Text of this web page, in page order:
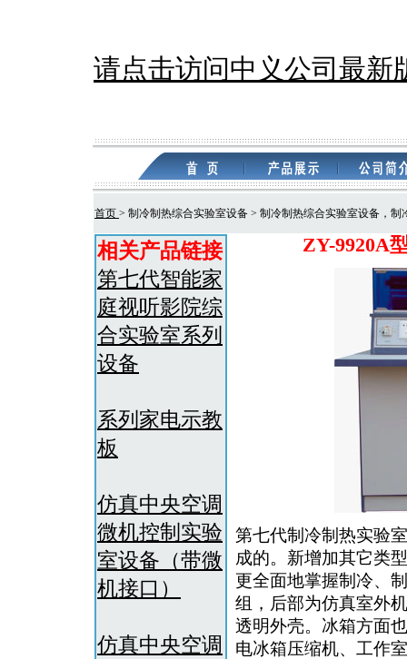
请点击访问中义公司最
首页 > 制冷制热综合实验室设备 > 制冷制热综合实验室设备，制
相关产品链接
第七代智能家
庭视听影院综
合实验室系列
设备
系列家电示教
板
仿真中央空调
微机控制实验
室设备（带微
机接口）
仿真中央空调
ZY-9920A
第七代制冷制热实验
成的。新增加其它类
更全面地掌握制冷、
组，后部为仿真室外
透明外壳。冰箱方面
电冰箱压缩机、工作